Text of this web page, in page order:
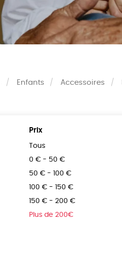
Enfants Accessoires
Prix
Tous
0 € - 50 €
50 € - 100 €
100 € - 150 €
150 € - 200 €
Plus de 200€